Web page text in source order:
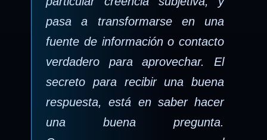
pasa a transformarse en una
fuente de información o contacto
verdadero para aprovechar. El
secreto para recibir una buena
respuesta, está en saber hacer
una buena pregunta.